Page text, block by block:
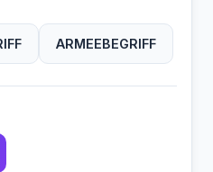
ARMEEBEGRIFF